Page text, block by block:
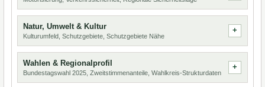
Natur, Umwelt & Kultur
Kulturumfeld, Schutzgebiete, Schutzgebiete Nähe
Wahlen & Regionalprofil
Bundestagswahl 2025, Zweitstimmenanteile, Wahlkreis-Strukturdaten